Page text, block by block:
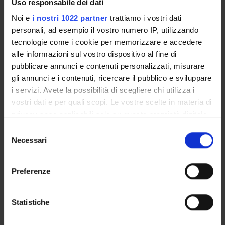
Uso responsabile dei dati
Noi e i nostri 1022 partner trattiamo i vostri dati
personali, ad esempio il vostro numero IP, utilizzando
tecnologie come i cookie per memorizzare e accedere
alle informazioni sul vostro dispositivo al fine di
pubblicare annunci e contenuti personalizzati, misurare
gli annunci e i contenuti, ricercare il pubblico e sviluppare
i servizi. Avete la possibilità di scegliere chi utilizza i
vostri dati e per quali scopi. Le vostre scelte in materia di
modificare o revocare il proprio consenso in qualsiasi
momento dalla Dichiarazione sui cookie o facendo clic
raccogliere informazioni sulla tua posizione
geografica, con un'approssimazione di qualche
delNecessari
Preferenze
Statistiche
STRUTTURE DEL DIPARTIMENTO
BIBLIOTECHE
CENTRI
LABORATORI
Contatti
Luoghi